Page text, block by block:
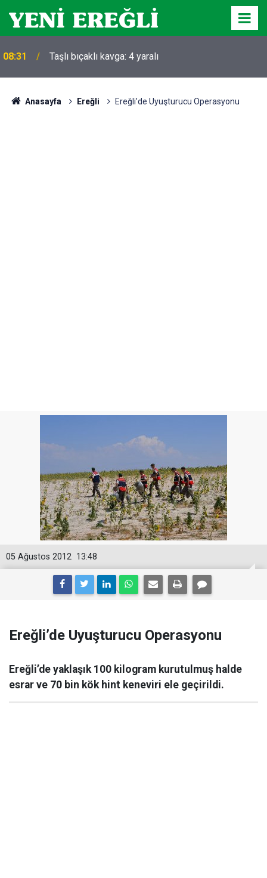
08:31 Taşlı bıçaklı kavga: 4 yaralı
Anasayfa Ereğli Ereğli’de Uyuşturucu Operasyonu
13:48
05 Ağustos 2012
Ereğli’de Uyuşturucu Operasyonu
Ereğli’de yaklaşık 100 kilogram kurutulmuş halde
esrar ve 70 bin kök hint keneviri ele geçirildi.